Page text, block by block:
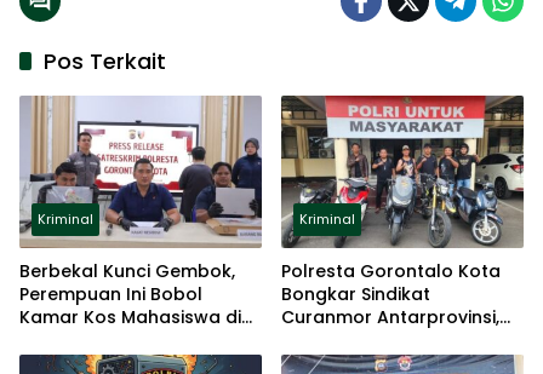
Pos Terkait
Kriminal
Berbekal Kunci Gembok,
Perempuan Ini Bobol
Kamar Kos Mahasiswa di
Kriminal
Polresta Gorontalo Kota
Bongkar Sindikat
Curanmor Antarprovinsi,